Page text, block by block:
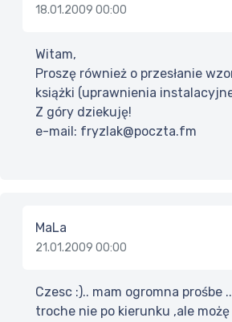
18.01.2009 00:00
Witam,
Proszę również o przesłanie
książki (uprawnienia
Z góry dziekuję!
e-mail: fryzlak@poczta.fm
MaLa
21.01.2009 00:00
Czesc :).. mam ogromna prośbe
troche nie po kierunku ,ale